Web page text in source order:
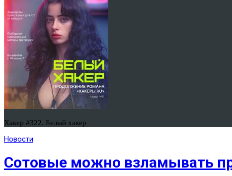
Хакер #322. Белый хакер
Новости
Сотовые можно взламывать